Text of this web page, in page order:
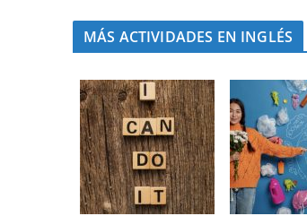
MÁS ACTIVIDADES EN INGLÉS